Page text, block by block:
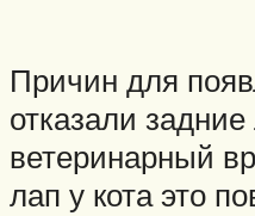
Причин для
отказали
ветеринарный
лап у кота это